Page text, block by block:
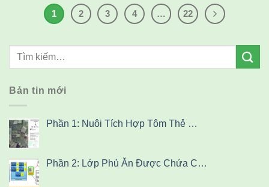
1 2 3 4 … 22
Bản tin mới
Phần 1: Nuôi Tích Hợp Tôm Thẻ …
Phần 2: Lớp Phủ Ăn Được Chứa C…